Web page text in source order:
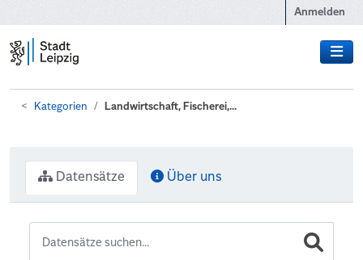
Anmelden
Kategorien Landwirtschaft, Fischerei,...
Datensätze Über uns